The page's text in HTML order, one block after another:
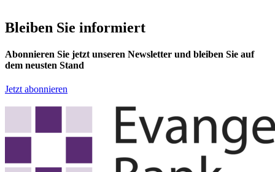
Bleiben Sie informiert
Abonnieren Sie jetzt unseren Newsletter und bleiben Sie auf
dem neusten Stand
Jetzt abonnieren